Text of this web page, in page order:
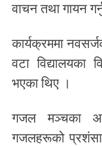
वाचन तथा गायन
कार्यक्रममा
वटा विद्यालयका
भएका थिए ।
गजल मञ्चका
गजलहरूको